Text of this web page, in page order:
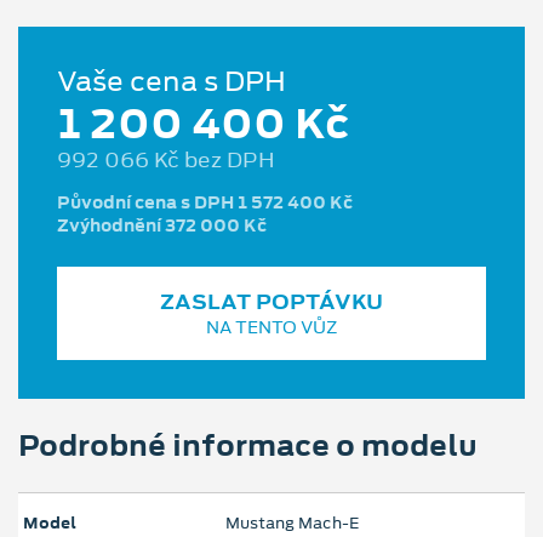
Vaše cena s DPH
1 200 400 Kč
992 066 Kč bez DPH
Původní cena s DPH 1 572 400 Kč
Zvýhodnění 372 000 Kč
ZASLAT POPTÁVKU
NA TENTO VŮZ
Podrobné informace o modelu
Model Mustang Mach‑E